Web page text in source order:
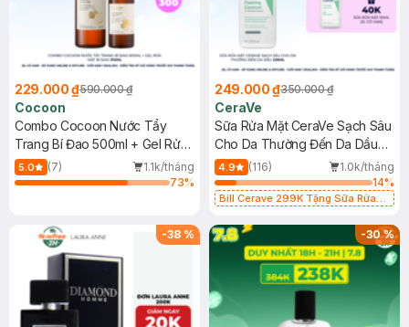
229.000 ₫590.000 ₫
Cocoon
Combo Cocoon Nước Tẩy
Trang Bí Đao 500ml + Gel Rửa
Mặt Bí Đao 310ml
5.0 (7)
1.1k/tháng
73%
249.000 ₫350.000 ₫
CeraVe
Sữa Rửa Mặt CeraVe Sạch Sâu
Cho Da Thường Đến Da Dầu
236ml
4.9 (116)
1.0k/tháng
14%
Bill Cerave 299K Tặng Sữa Rửa
-38 % -30%